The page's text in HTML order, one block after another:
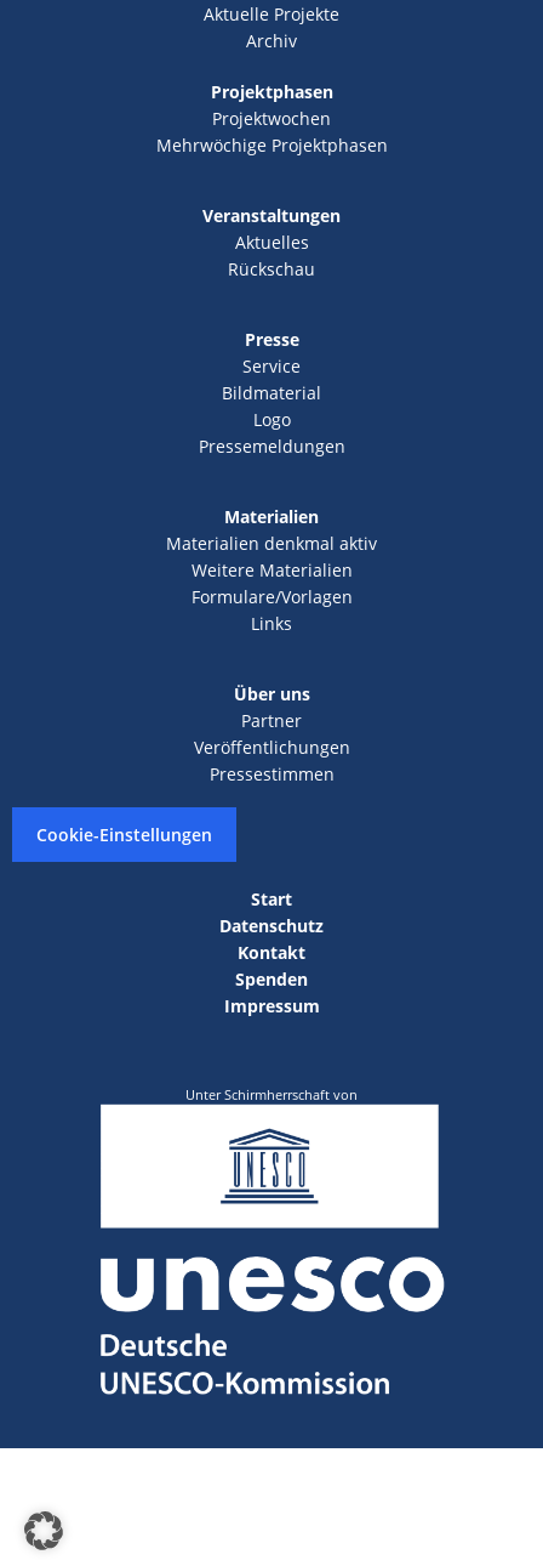
Aktuelle Projekte
Archiv
Projektphasen
Projektwochen
Mehrwöchige Projektphasen
Veranstaltungen
Aktuelles
Rückschau
Presse
Service
Bildmaterial
Logo
Pressemeldungen
Materialien
Materialien denkmal aktiv
Weitere Materialien
Formulare/Vorlagen
Links
Über uns
Partner
Veröffentlichungen
Pressestimmen
Cookie-Einstellungen
Start
Datenschutz
Kontakt
Spenden
Impressum
Unter Schirmherrschaft von